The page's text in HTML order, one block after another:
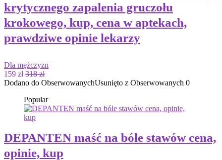
krytycznego zapalenia gruczołu
krokowego, kup, cena w aptekach,
prawdziwe opinie lekarzy
Dla mężczyzn
159 zł 318 zł
Dodano do ObserwowanychUsunięto z Obserwowanych 0
Popular
DEPANTEN maść na bóle stawów cena,
opinie, kup